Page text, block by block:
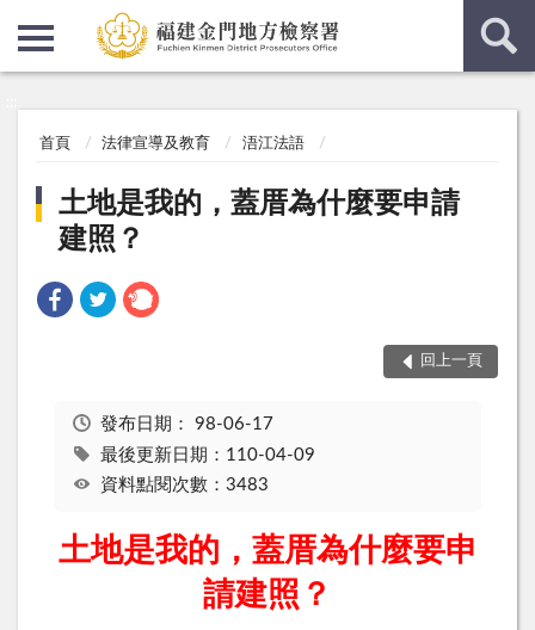
首頁 法律宣導及教育 浯江法語
土地是我的，蓋厝為什麼要申請
建照？
回上一頁
發布日期： 98-06-17
最後更新日期：110-04-09
資料點閱次數：3483
土地是我的，蓋厝為什麼要申
請建照？